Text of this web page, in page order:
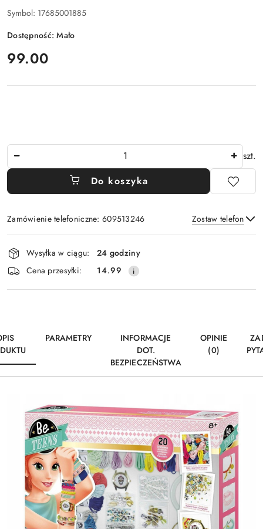
Symbol: 17685001885
Dostępność:Mało
cena:
99.00
szt.
Do koszyka
Zamówienie telefoniczne: 609513246 Zostaw telefon
Wyślij
Dostępność
i
dostawa
Wysyłka w ciągu:
24 godziny
Cena przesyłki:
14.99
PARAMETRY
INFORMACJE
DOT.
BEZPIECZEŃSTWA
OPINIE
(0)